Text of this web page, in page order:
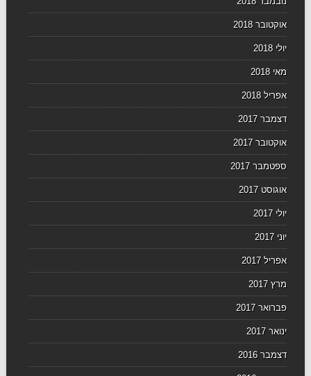
אוקטובר 2018
יולי 2018
מאי 2018
אפריל 2018
דצמבר 2017
אוקטובר 2017
ספטמבר 2017
אוגוסט 2017
יולי 2017
יוני 2017
אפריל 2017
מרץ 2017
פברואר 2017
ינואר 2017
דצמבר 2016